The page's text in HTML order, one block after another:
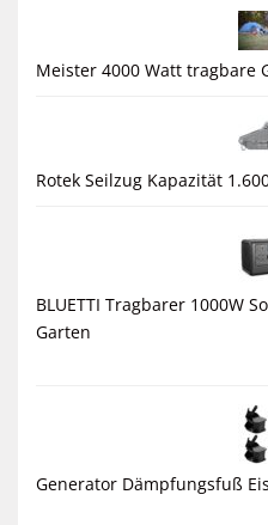
Meister 4000 Watt tragbare
Rotek Seilzug Kapazität
BLUETTI Tragbarer 1000W
Garten
Generator Dämpfungsfuß